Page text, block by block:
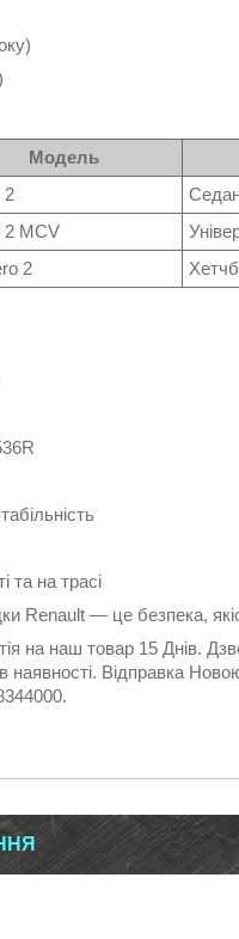
Модель
2
2 MCV
2
та на трасі
Renault — це безпека,
на наш товар 15 Днів.
Відправка